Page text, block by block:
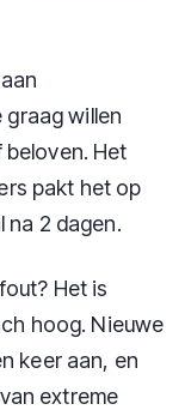
willen
Het
pakt het op
na 2 dagen.
Het is
hoog. Nieuwe
keer aan, en
extreme